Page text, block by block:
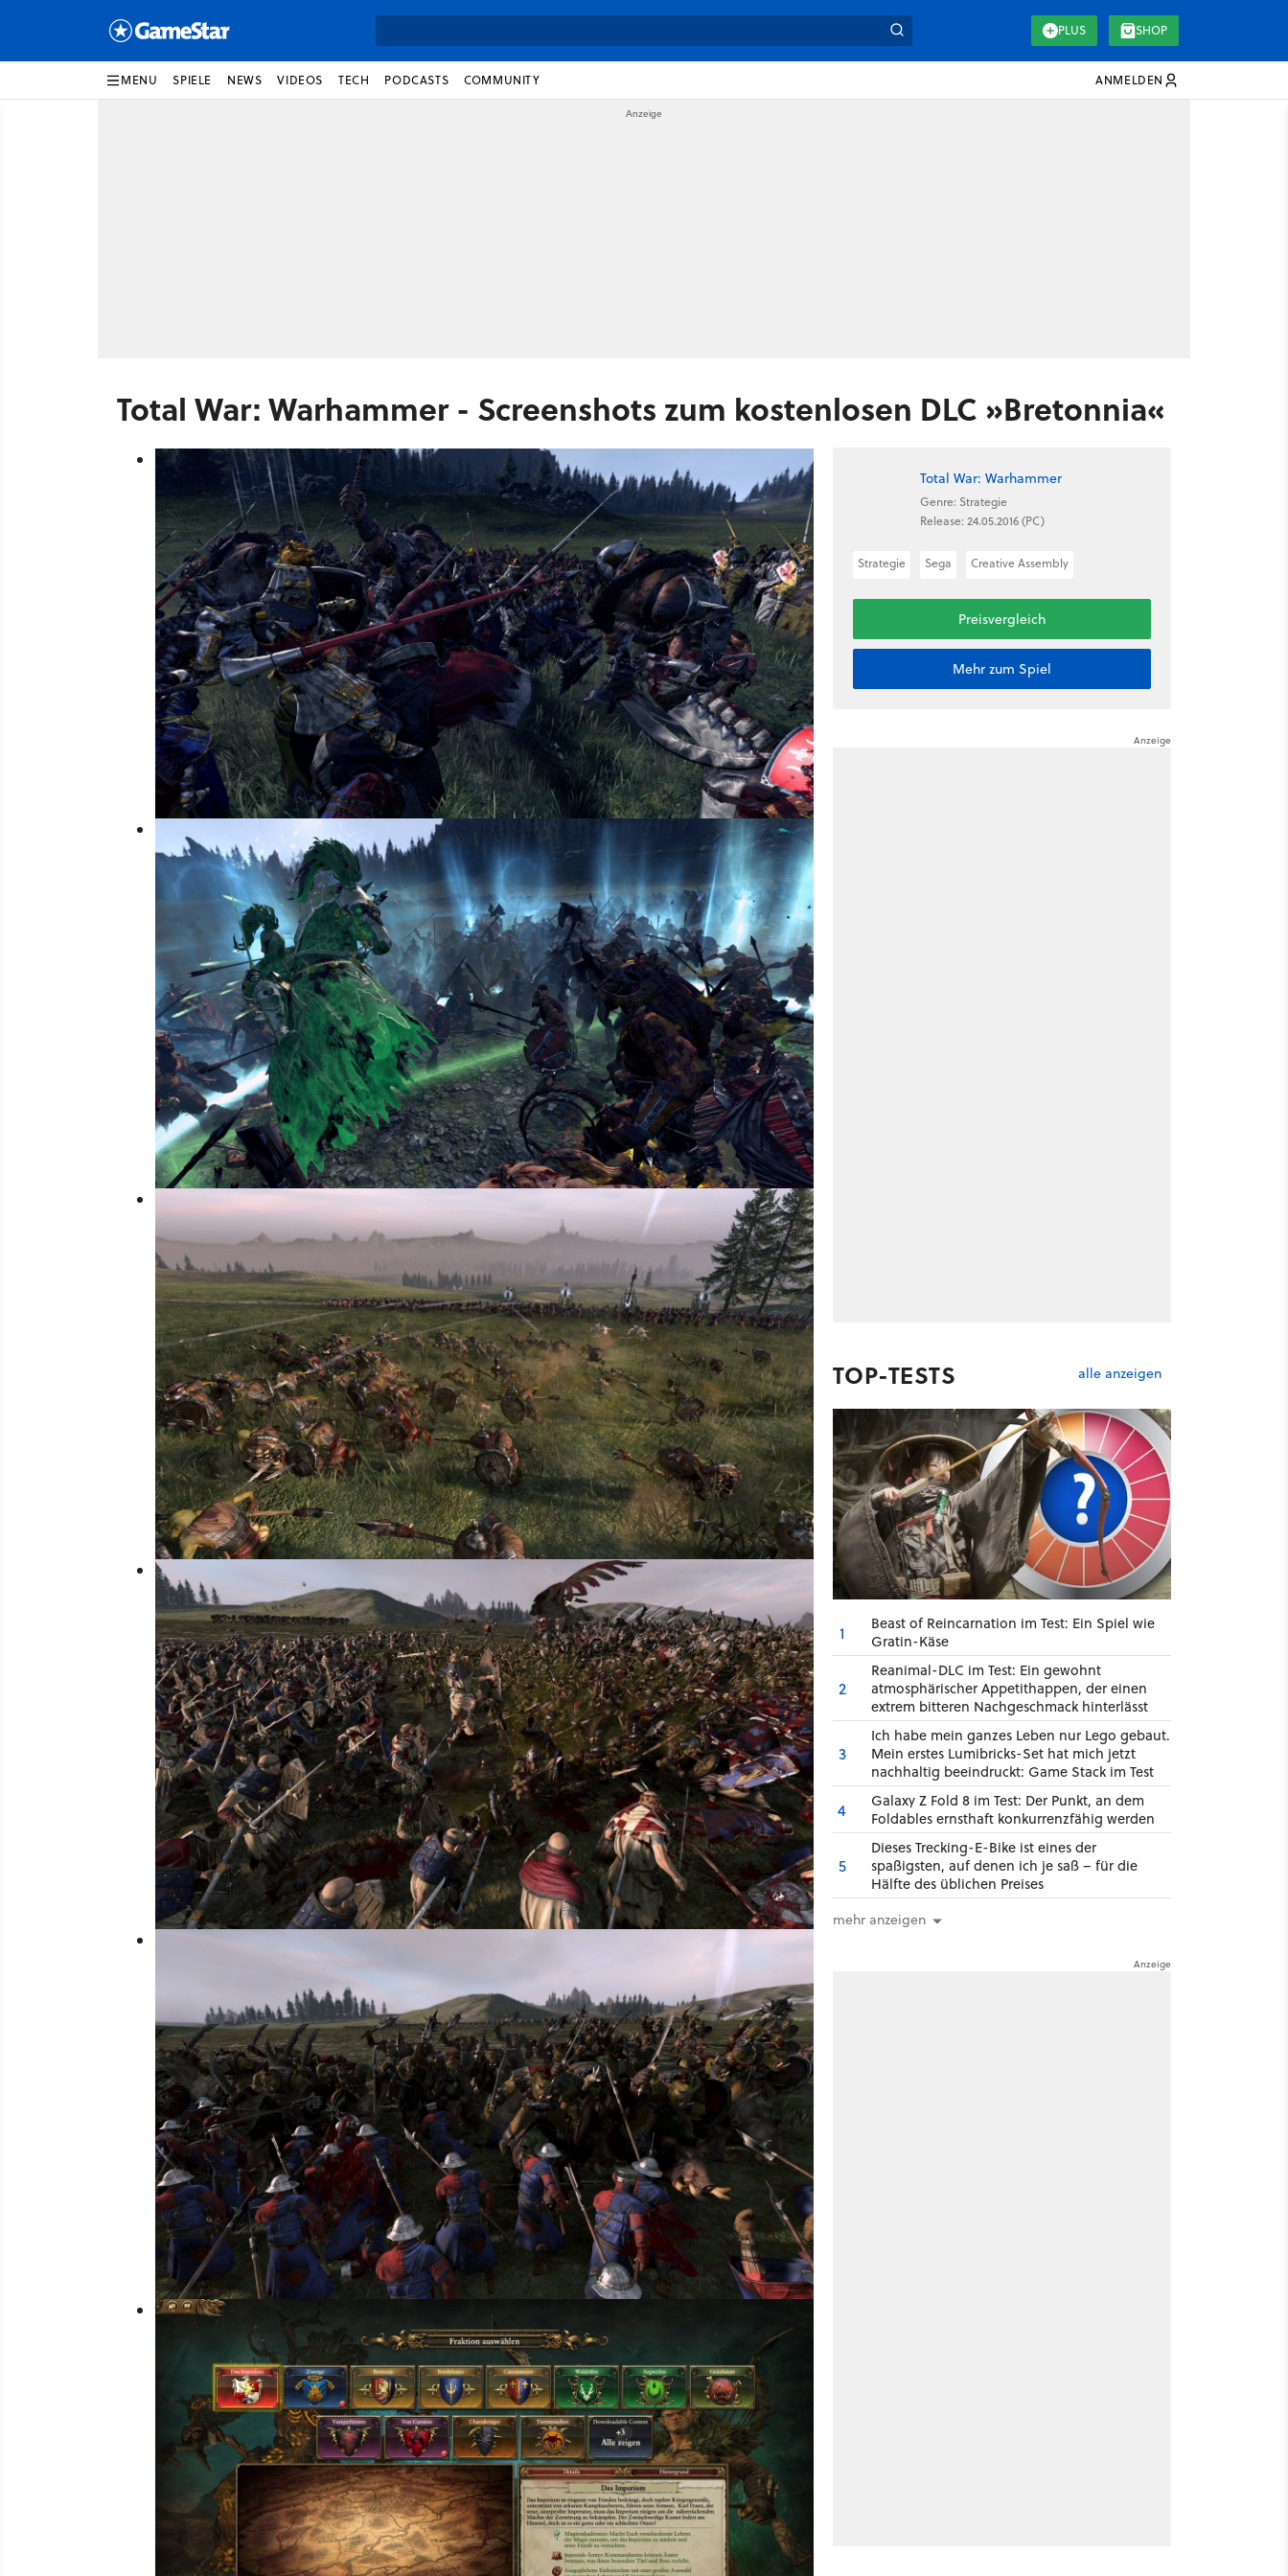
PLUS SHOP
MENU SPIELE NEWS VIDEOS TECH PODCASTS COMMUNITY ANMELDEN
Total War: Warhammer - Screenshots zum kostenlosen DLC »Bretonnia«
Total War: Warhammer
Genre: Strategie
Release: 24.05.2016 (PC)
Strategie Sega Creative Assembly
Preisvergleich
Mehr zum Spiel
TOP-TESTS alle anzeigen
1
Beast of Reincarnation im Test: Ein Spiel wie
Gratin-Käse
2
Reanimal-DLC im Test: Ein gewohnt
atmosphärischer Appetithappen, der einen
extrem bitteren Nachgeschmack hinterlässt
3
Ich habe mein ganzes Leben nur Lego gebaut.
Mein erstes Lumibricks-Set hat mich jetzt
nachhaltig beeindruckt: Game Stack im Test
4
Galaxy Z Fold 8 im Test: Der Punkt, an dem
Foldables ernsthaft konkurrenzfähig werden
5
Dieses Trecking-E-Bike ist eines der
spaßigsten, auf denen ich je saß – für die
Hälfte des üblichen Preises
mehr anzeigen